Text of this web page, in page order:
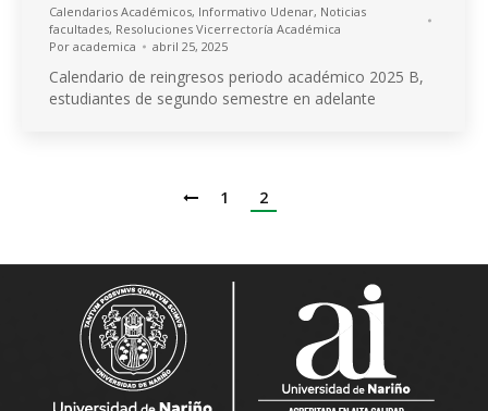
Calendarios Académicos, Informativo Udenar, Noticias
facultades, Resoluciones Vicerrectoría Académica
Por academica abril 25, 2025
Calendario de reingresos periodo académico 2025 B,
estudiantes de segundo semestre en adelante
1 2